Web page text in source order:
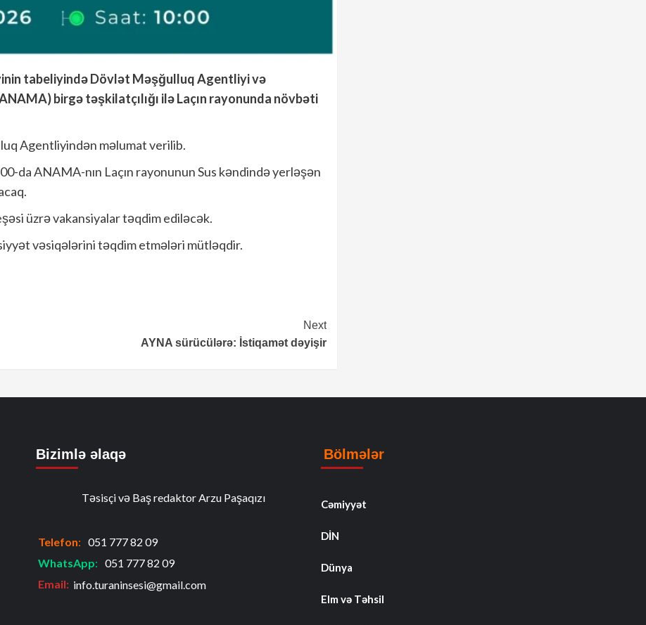
tabeliyində Dövlət Məşğulluq Agentliyi və
birgə təşkilatçılığı ilə Laçın rayonunda növbəti
Agentliyindən məlumat verilib.
da ANAMA-nın Laçın rayonunun Sus kəndində yerləşən
üzrə vakansiyalar təqdim ediləcək.
vəsiqələrini təqdim etmələri mütləqdir.
Next
AYNA sürücülərə: İstiqamət dəyişir
Bizimlə əlaqə
Təsisçi və Baş redaktor Arzu Paşaqızı
Telefon: 051 777 82 09
WhatsApp: 051 777 82 09
Email: info.turaninsesi@gmail.com
Bölmələr
Cəmiyyət
DİN
Dünya
Elm və Təhsil